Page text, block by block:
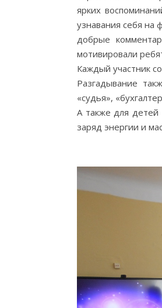
ярких
узнавания себя на
добрые
мотивировали
Каждый участник
Разгадывание
«судья»,
А также для детей
заряд энергии и